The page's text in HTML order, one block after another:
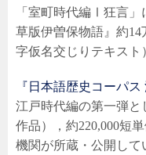
「室町時代編Ⅰ狂言
草版伊曽保物語』約
字仮名交じりテキス
『日本語歴史コーパ
江戸時代編の第一弾と
作品），約220,000短
機関が所蔵・公開し